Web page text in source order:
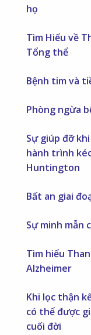
họ
Tìm Hiểu về
Tổng thể
Bệnh tim và
Phòng ngừa
Sự giúp đỡ
hành trình
Huntington
Bất an giai
Sự minh mẫn
Tìm hiểu
Alzheimer
Khi lọc thận
có thể được
cuối đời